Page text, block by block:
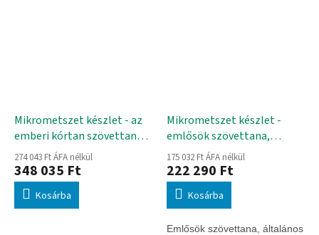
Mikrometszet készlet - az
emberi kórtan szövettana,
második rész
274 043 Ft ÁFA nélkül
348 035 Ft
Kosárba
Mikrometszet készlet -
emlősök szövettana,
alapkészlet, angol nyelven
175 032 Ft ÁFA nélkül
222 290 Ft
Kosárba
Emlősök szövettana, általános